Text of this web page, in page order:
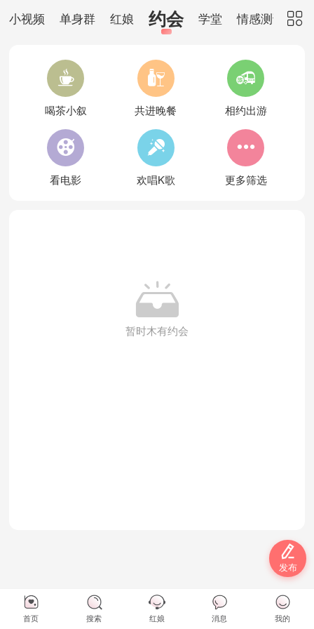
小视频 单身群 红娘 约会 学堂 情感测试 

喝茶小叙

共进晚餐

相约出游

看电影

欢唱K歌

更多筛选

暂时木有约会

发布
首页 搜索 红娘 消息 我的